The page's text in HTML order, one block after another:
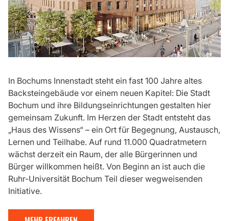
In Bochums Innenstadt steht ein fast 100 Jahre altes
Backsteingebäude vor einem neuen Kapitel: Die Stadt
Bochum und ihre Bildungseinrichtungen gestalten hier
gemeinsam Zukunft. Im Herzen der Stadt entsteht das
„Haus des Wissens“ – ein Ort für Begegnung, Austausch,
Lernen und Teilhabe. Auf rund 11.000 Quadratmetern
wächst derzeit ein Raum, der alle Bürgerinnen und
Bürger willkommen heißt. Von Beginn an ist auch die
Ruhr-Universität Bochum Teil dieser wegweisenden
Initiative.